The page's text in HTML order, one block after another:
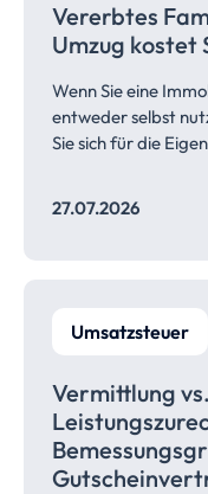
Vererbtes
Umzug kostet
Wenn Sie eine
entweder selbst
Sie sich für die
27.07.2026
Umsatzsteuer
Vermittlung